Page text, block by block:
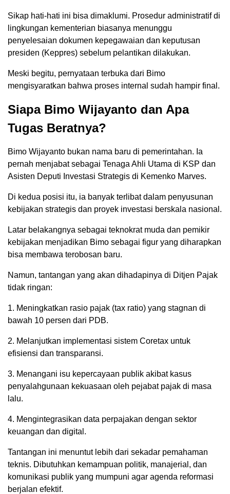
Sikap hati-hati ini bisa dimaklumi. Prosedur administratif di
lingkungan kementerian biasanya menunggu
penyelesaian dokumen kepegawaian dan keputusan
presiden (Keppres) sebelum pelantikan dilakukan.
Meski begitu, pernyataan terbuka dari Bimo
mengisyaratkan bahwa proses internal sudah hampir final.
Siapa Bimo Wijayanto dan Apa
Tugas Beratnya?
Bimo Wijayanto bukan nama baru di pemerintahan. Ia
pernah menjabat sebagai Tenaga Ahli Utama di KSP dan
Asisten Deputi Investasi Strategis di Kemenko Marves.
Di kedua posisi itu, ia banyak terlibat dalam penyusunan
kebijakan strategis dan proyek investasi berskala nasional.
Latar belakangnya sebagai teknokrat muda dan pemikir
kebijakan menjadikan Bimo sebagai figur yang diharapkan
bisa membawa terobosan baru.
Namun, tantangan yang akan dihadapinya di Ditjen Pajak
tidak ringan:
1. Meningkatkan rasio pajak (tax ratio) yang stagnan di
bawah 10 persen dari PDB.
2. Melanjutkan implementasi sistem Coretax untuk
efisiensi dan transparansi.
3. Menangani isu kepercayaan publik akibat kasus
penyalahgunaan kekuasaan oleh pejabat pajak di masa
lalu.
4. Mengintegrasikan data perpajakan dengan sektor
keuangan dan digital.
Tantangan ini menuntut lebih dari sekadar pemahaman
teknis. Dibutuhkan kemampuan politik, manajerial, dan
komunikasi publik yang mumpuni agar agenda reformasi
berjalan efektif.